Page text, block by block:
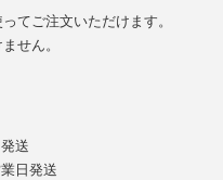
てご注文いただけます。
せん。
送
日発送